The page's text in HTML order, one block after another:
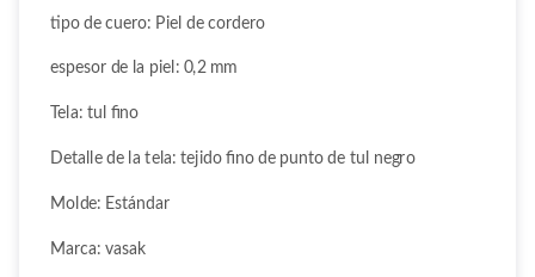
tipo de cuero: Piel de cordero
espesor de la piel: 0,2 mm
Tela: tul fino
Detalle de la tela: tejido fino de punto de tul negro
Molde: Estándar
Marca: vasak